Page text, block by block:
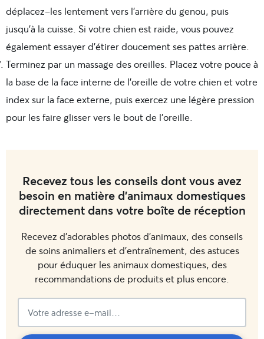
déplacez-les lentement vers l’arrière du genou, puis
jusqu’à la cuisse. Si votre chien est raide, vous pouvez
également essayer d’étirer doucement ses pattes arrière.
Terminez par un massage des oreilles. Placez votre pouce à
la base de la face interne de l’oreille de votre chien et votre
index sur la face externe, puis exercez une légère pression
pour les faire glisser vers le bout de l’oreille.
Recevez tous les conseils dont vous avez
besoin en matière d'animaux domestiques
directement dans votre boîte de réception
Recevez d'adorables photos d'animaux, des conseils
de soins animaliers et d'entraînement, des astuces
pour éduquer les animaux domestiques, des
recommandations de produits et plus encore.